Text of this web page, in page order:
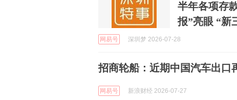
半年各项存
报”亮眼 “新
网易号 深圳梦 2026-07-28
招商轮船：近期中国汽车出口
网易号 新浪财经 2026-07-27